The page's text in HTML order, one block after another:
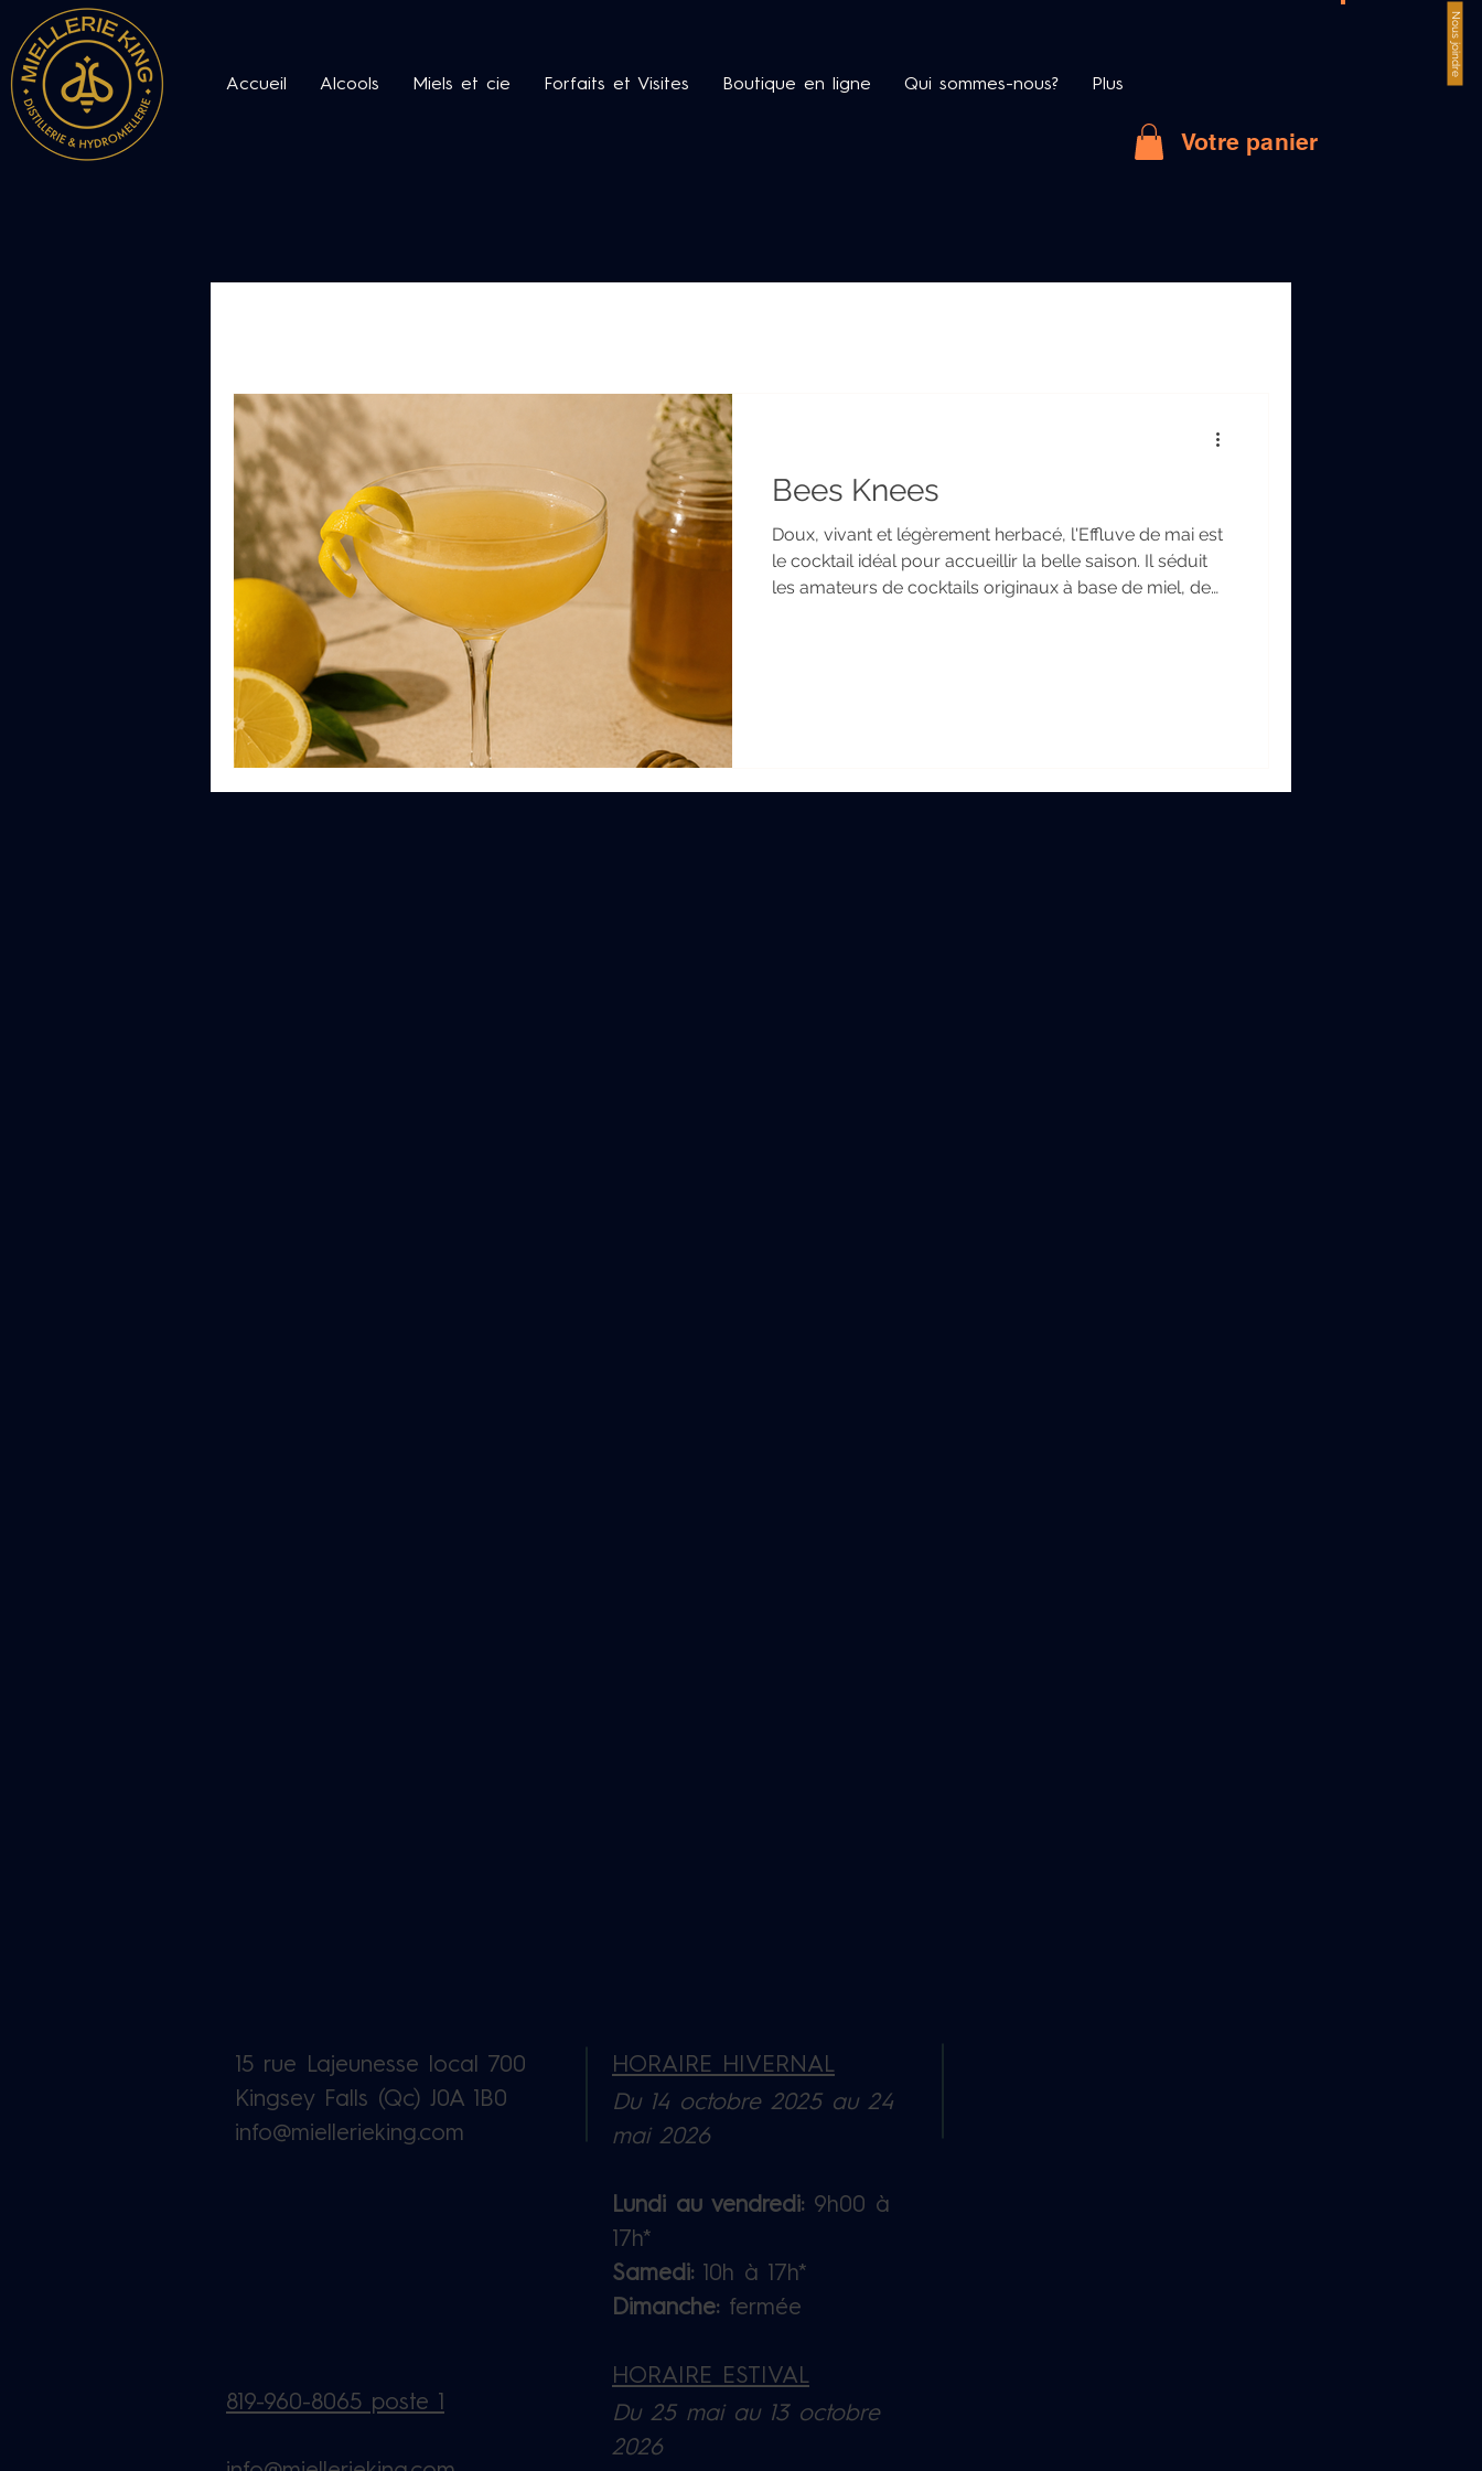
Nous joindre
Accueil Alcools Miels et cie Forfaits et Visites Boutique en ligne Qui sommes-nous? Plus
Votre panier
Le monde des abeilles et du miel
Bees Knees
Doux, vivant et légèrement herbacé, l'Effluve de mai est
le cocktail idéal pour accueillir la belle saison. Il séduit
les amateurs de cocktails originaux à base de miel, de
15 rue Lajeunesse local 700
Kingsey Falls (Qc) J0A 1B0
info@miellerieking.com
HORAIRE HIVERNAL
Du 14 octobre 2025 au 24
mai 2026
Lundi au vendredi:9h00 à
17h*
Samedi:10h à 17h*
Dimanche:fermée
HORAIRE ESTIVAL
Du 25 mai au 13 octobre
2026
819-960-8065 poste 1